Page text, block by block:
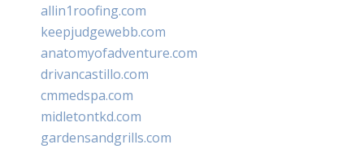
allin1roofing.com
keepjudgewebb.com
anatomyofadventure.com
drivancastillo.com
cmmedspa.com
midletontkd.com
gardensandgrills.com